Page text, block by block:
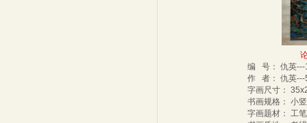
编 号： 仇英
作 者： 仇英
字画尺寸：
书画规格： 小
字画题材： 工